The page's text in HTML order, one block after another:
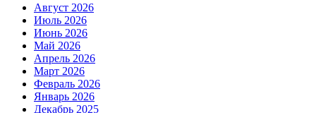
Август 2026
Июль 2026
Июнь 2026
Май 2026
Апрель 2026
Март 2026
Февраль 2026
Январь 2026
Декабрь 2025